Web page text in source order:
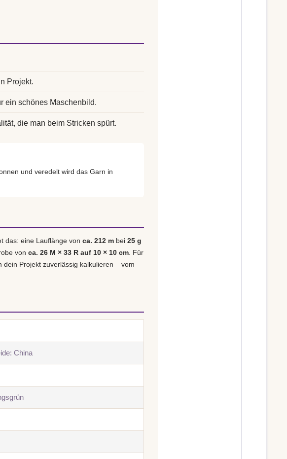
Projekt.
ein schönes Maschenbild.
die man beim Stricken spürt.
und veredelt wird das Garn in
das: eine Lauflänge von ca. 212 m bei 25 g
von ca. 26 M × 33 R auf 10 × 10 cm . Für
dein Projekt zuverlässig kalkulieren – vom
China